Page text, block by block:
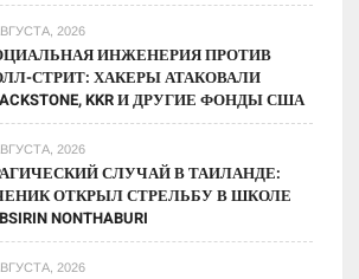
2026
ИНЖЕНЕРИЯ ПРОТИВ
СТРИТ: ХАКЕРЫ АТАКОВАЛИ
KKR И ДРУГИЕ ФОНДЫ США
2026
СЛУЧАЙ В ТАИЛАНДЕ:
ОТКРЫЛ СТРЕЛЬБУ В ШКОЛЕ
NONTHABURI
2026